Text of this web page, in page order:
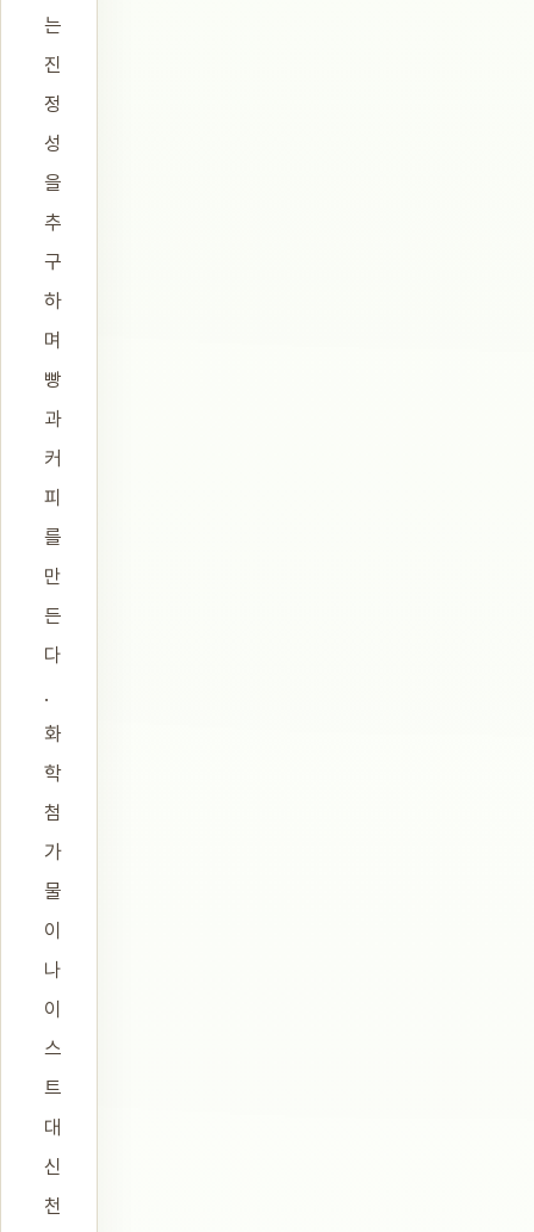
는
진
정
성
을
추
구
하
며
빵
과
커
피
를
만
든
다
.
화
학
첨
가
물
이
나
이
스
트
대
신
천